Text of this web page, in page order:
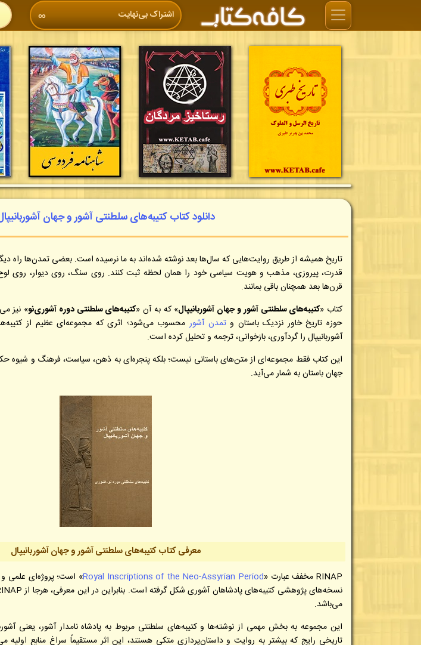
∞ اشتراک بی‌نهایت
دانلود کتاب کتیبه‌های سلطنتی آشور و جهان
تاریخ همیشه از طریق روایت‌هایی که سال‌ها بعد نوشته شده‌اند به ما نرسیده است. بعضی تمدن‌ها راه
قدرت، پیروزی، مذهب و هویت سیاسی خود را همان لحظه ثبت کنند. روی سنگ، روی دیوار، روی
قرن‌ها بعد همچنان باقی بمانند.
کتاب «کتیبه‌های سلطنتی آشور و جهان آشوربانیپال» که به آن «کتیبه‌های سلطنتی دوره آشوری‌نو» نیز
حوزه تاریخ خاور نزدیک باستان وتمدن آشورمحسوب می‌شود؛ اثری که مجموعه‌ای عظیم از
آشوربانیپال را گردآوری، بازخوانی، ترجمه و تحلیل کرده است.
این کتاب فقط مجموعه‌ای از متن‌های باستانی نیست؛ بلکه پنجره‌ای به ذهن، سیاست، فرهنگ و شیوه
جهان باستان به شمار می‌آید.
معرفی کتابکتیبه‌های سلطنتی آشور و جهان آشوربانیپال
RINAP مخفف عبارت «
Royal Inscriptions of the Neo-Assyrian Period» است؛ پروژه‌ای علمی و
می‌باشد.
این مجموعه به بخش مهمی از نوشته‌ها و کتیبه‌های سلطنتی مربوط به پادشاه نامدار آشور، یعنی
تاریخی رایج که بیشتر به روایت و داستان‌پردازی متکی هستند، این اثر مستقیماً سراغ منابع